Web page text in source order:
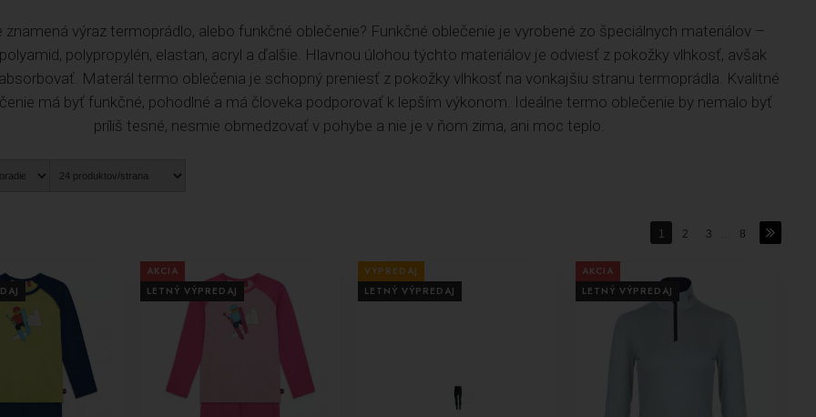
znamená výraz termoprádlo, alebo funkčné oblečenie? Funkčné oblečenie je vyrobené zo špeciálnych materiálov –
polypropylén, elastan, acryl a ďalšie. Hlavnou úlohou týchto materiálov je odviesť z pokožky vlhkosť, avšak
Materál termo oblečenia je schopný preniesť z pokožky vlhkosť na vonkajšiu stranu termoprádla. Kvalitné
má byť funkčné, pohodlné a má človeka podporovať k lepším výkonom. Ideálne termo oblečenie by nemalo byť
príliš tesné, nesmie obmedzovať v pohybe a nie je v ňom zima, ani moc teplo.
1 2 3 8
AKCIA
LETNÝ VÝPREDAJ
VÝPREDAJ
LETNÝ VÝPREDAJ
AKCIA
LETNÝ VÝPREDAJ